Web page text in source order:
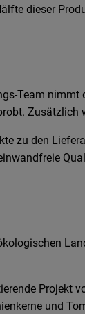
dieser
Team
zu den
Projekt
und